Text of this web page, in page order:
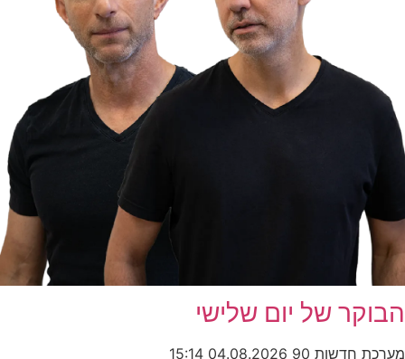
הבוקר של יום שלישי
מערכת חדשות 90 04.08.2026
15:14